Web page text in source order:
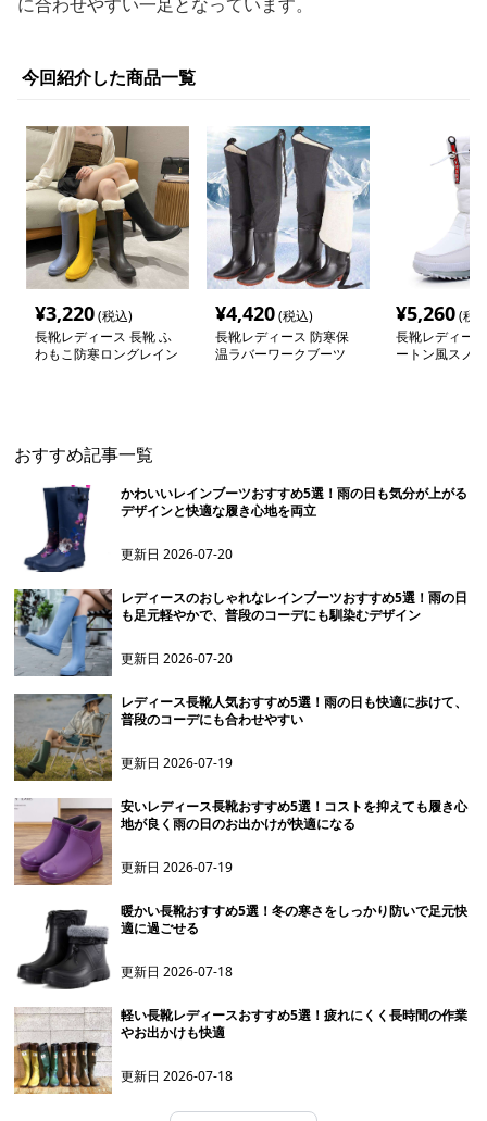
今回紹介した商品一覧
¥3,220(税込)
長靴レディース 長靴 ふ
わもこ防寒ロングレイン
¥4,420(税込)
長靴レディース 防寒保
温ラバーワークブーツ
¥5,260(税
長靴レディー
ートン風スノ
おすすめ記事一覧
かわいいレインブーツおすすめ5選！雨の日も気分が上がる
デザインと快適な履き心地を両立
更新日2026-07-20
レディースのおしゃれなレインブーツおすすめ5選！雨の日
も足元軽やかで、普段のコーデにも馴染むデザイン
更新日2026-07-20
レディース長靴人気おすすめ5選！雨の日も快適に歩けて、
普段のコーデにも合わせやすい
更新日2026-07-19
安いレディース長靴おすすめ5選！コストを抑えても履き心
地が良く雨の日のお出かけが快適になる
更新日2026-07-19
暖かい長靴おすすめ5選！冬の寒さをしっかり防いで足元快
適に過ごせる
更新日2026-07-18
軽い長靴レディースおすすめ5選！疲れにくく長時間の作業
やお出かけも快適
更新日2026-07-18